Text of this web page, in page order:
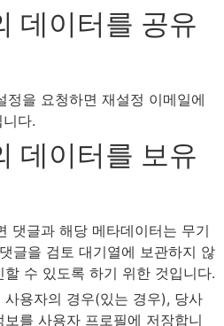
데이터를 공유
정을 요청하면 재설정 이메일에
다.
데이터를 보유
댓글과 해당 메타데이터는 무기
글을 검토 대기열에 보관하지 않
수 있도록 하기 위한 것입니다.
용자의 경우(있는 경우), 당사
를 사용자 프로필에 저장합니